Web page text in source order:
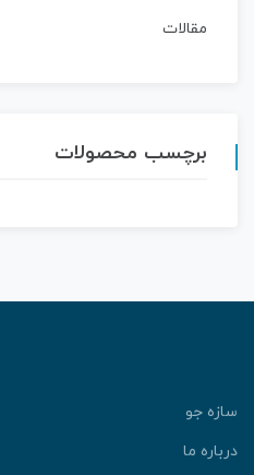
مقالات
برچسب محصولات
سازه جو
درباره ما